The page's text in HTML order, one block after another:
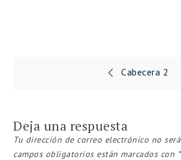
Navegación
entradas
Cabecera 2
Deja una respuesta
Tu dirección de correo electrónico no
campos obligatorios están marcados con *